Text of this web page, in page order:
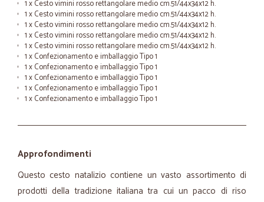
1 x Cesto vimini rosso rettangolare medio cm.51/44x34x12 h.
1 x Cesto vimini rosso rettangolare medio cm.51/44x34x12 h.
1 x Cesto vimini rosso rettangolare medio cm.51/44x34x12 h.
1 x Cesto vimini rosso rettangolare medio cm.51/44x34x12 h.
1 x Cesto vimini rosso rettangolare medio cm.51/44x34x12 h.
1 x Confezionamento e imballaggio Tipo 1
1 x Confezionamento e imballaggio Tipo 1
1 x Confezionamento e imballaggio Tipo 1
1 x Confezionamento e imballaggio Tipo 1
1 x Confezionamento e imballaggio Tipo 1
Approfondimenti
Questo cesto natalizio contiene un vasto assortimento di
prodotti della tradizione italiana tra cui un pacco di riso